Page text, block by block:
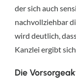
der sich auch
nachvollziehbar
wird deutlich,
Kanzlei ergibt
Die